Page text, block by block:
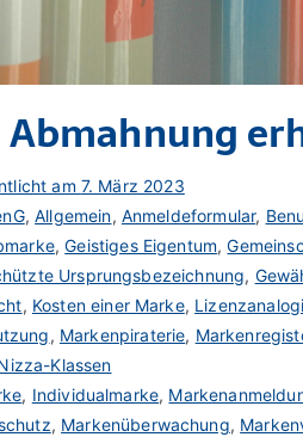
am 7. März 2023
,Allgemein, Anmeldeformular,
,Geistiges Eigentum,
Ursprungsbezeichnung,
, Kosten einer Marke,
, Markenpiraterie,
Klassen
, Individualmarke,
, Markenüberwachung,